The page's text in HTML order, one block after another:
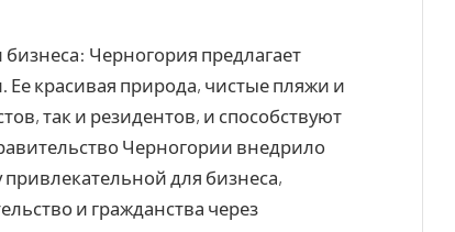
Черногория предлагает
красивая природа, чистые пляжи и
так и резидентов, и способствуют
Черногории внедрило
для бизнеса,
и гражданства через